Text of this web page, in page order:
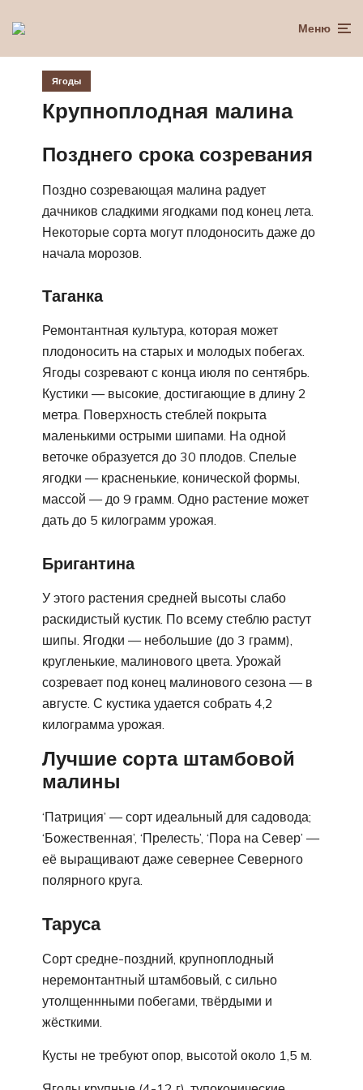
Меню
Ягоды
Крупноплодная малина
Позднего срока созревания
Поздно созревающая малина радует
дачников сладкими ягодками под конец лета.
Некоторые сорта могут плодоносить даже до
начала морозов.
Таганка
Ремонтантная культура, которая может
плодоносить на старых и молодых побегах.
Ягоды созревают с конца июля по сентябрь.
Кустики — высокие, достигающие в длину 2
метра. Поверхность стеблей покрыта
маленькими острыми шипами. На одной
веточке образуется до 30 плодов. Спелые
ягодки — красненькие, конической формы,
массой — до 9 грамм. Одно растение может
дать до 5 килограмм урожая.
Бригантина
У этого растения средней высоты слабо
раскидистый кустик. По всему стеблю растут
шипы. Ягодки — небольшие (до 3 грамм),
кругленькие, малинового цвета. Урожай
созревает под конец малинового сезона — в
августе. С кустика удается собрать 4,2
килограмма урожая.
Лучшие сорта штамбовой
малины
‘Патриция’ — сорт идеальный для садовода;
‘Божественная’, ‘Прелесть’, ‘Пора на Север’ —
её выращивают даже севернее Северного
полярного круга.
Таруса
Сорт средне-поздний, крупноплодный
неремонтантный штамбовый, с сильно
утолщеннными побегами, твёрдыми и
жёсткими.
Кусты не требуют опор, высотой около 1,5 м.